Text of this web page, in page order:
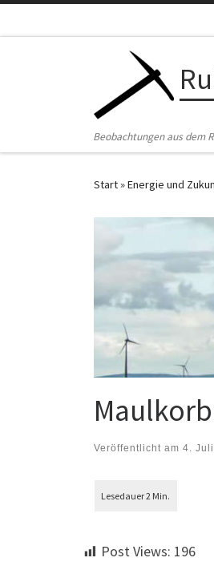
Beobachtungen aus dem
Start»Energie und
Veröffentlicht am 4.
Post Views: 196